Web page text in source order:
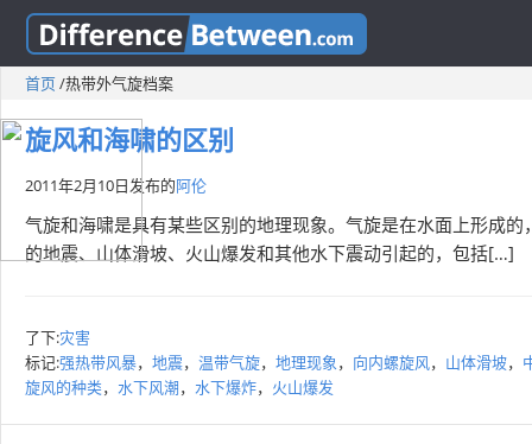
首页/热带外气旋档案
旋风和海啸的区别
2011年2月10日发布的阿伦
气旋和海啸是具有某些区别的地理现象。气旋是在水面上形成
的地震、山体滑坡、火山爆发和其他水下震动引起的，包括[…]
了下:灾害
标记:强热带风暴， 地震， 温带气旋， 地理现象， 向内螺旋风， 山体滑坡，
旋风的种类， 水下风潮， 水下爆炸， 火山爆发